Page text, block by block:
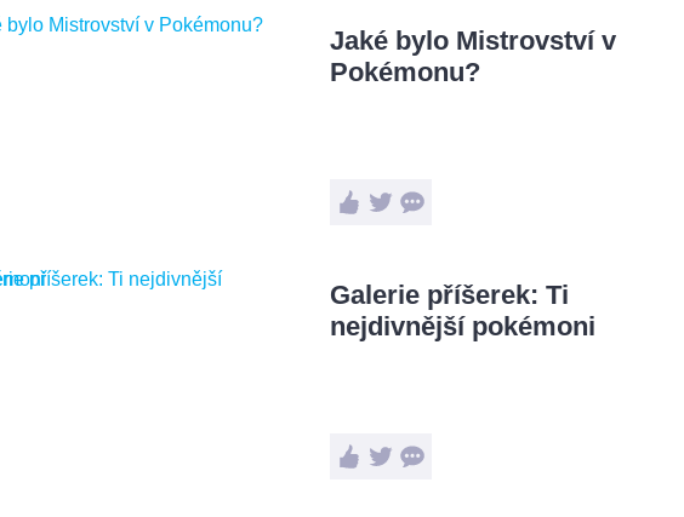
Jaké bylo Mistrovství v
Pokémonu?
Galerie příšerek: Ti
nejdivnější pokémoni